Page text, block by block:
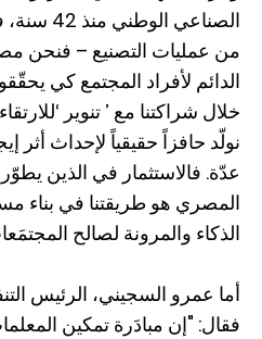
الصناعي
من عمليات التصنيع – فنحن
الدائم لأفراد المجتمع كي
خلال شراكتنا مع ’ تنوير
نولّد حافزاً حقيقياً لإحداث أثر
عدّة. فالاستثمار في الذين
المصري هو طريقتنا في بناء
الذكاء والمرونة لصالح
أما عمرو السجيني، الرئيس
فقال: "إن مبادَرة تمكين